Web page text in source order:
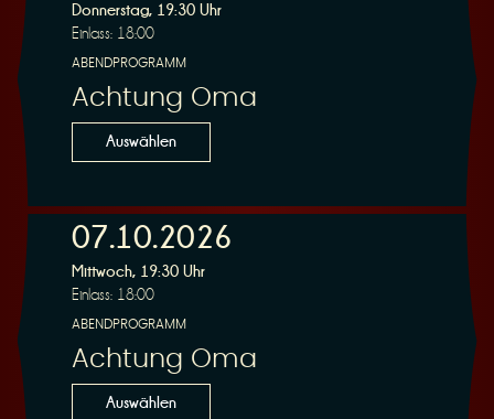
r
v
i
Donnerstag, 19:30 Uhr
Einlass: 18:00
ABENDPROGRAMM
Achtung Oma
Auswählen
07.10.2026
Mittwoch, 19:30 Uhr
Einlass: 18:00
ABENDPROGRAMM
Achtung Oma
Auswählen